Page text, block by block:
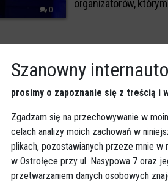
0
organizatorów,
Szanowny
prosimy o zapoznanie się z treścią i
Zgadzam się na przechowywanie w
celach analizy moich zachowań w
plikach, pozostawianych przeze mnie
w Ostrołęce przy ul. Nasypowa 7 oraz
przetwarzaniem danych osobowych